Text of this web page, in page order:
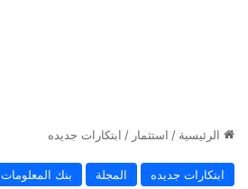
الرئيسية / استثمار / ابتكارات جديده
ابتكارات جديده المجلة بنك المعلومات